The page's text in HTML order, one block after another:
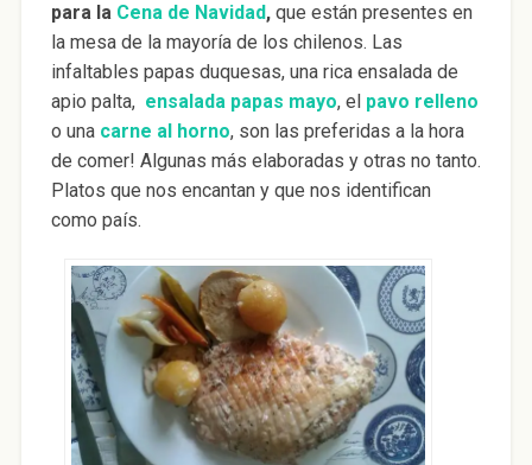
para la Cena de Navidad,que están presentes en
la mesa de la mayoría de los chilenos. Las
infaltables papas duquesas, una rica ensalada de
apio palta, ensalada papas mayo, el pavo relleno
o una carne al horno, son las preferidas a la hora
de comer! Algunas más elaboradas y otras no tanto.
Platos que nos encantan y que nos identifican
como país.